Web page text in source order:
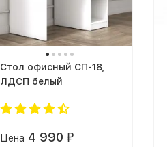
Cтол офисный СП-18,
ЛДСП белый
Цена 4 990 ₽